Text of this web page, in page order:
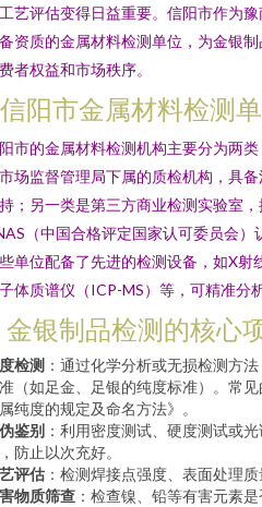
艺评估变得日益重要。信阳市作为
资质的金属材料检测单位，为金银
者权益和市场秩序。
信阳市金属材料检测
市的金属材料检测机构主要分为两
场监督管理局下属的质检机构，具
；另一类是第三方商业检测实验室
（中国合格评定国家认可委员会
单位配备了先进的检测设备，如X射
体质谱仪（ICP-MS）等，可精准分
金银制品检测的核心
检测 ：通过化学分析或无损检测方
（如足金、足银的纯度标准）。常
纯度的规定及命名方法》。
鉴别 ：利用密度测试、硬度测试或
防止以次充好。
评估 ：检测焊接点强度、表面处理
物质筛查 ：检查镍、铅等有害元素